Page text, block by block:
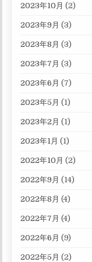
2023年10月 (2)
2023年9月 (3)
2023年8月 (3)
2023年7月 (3)
2023年6月 (7)
2023年5月 (1)
2023年2月 (1)
2023年1月 (1)
2022年10月 (2)
2022年9月 (14)
2022年8月 (4)
2022年7月 (4)
2022年6月 (9)
2022年5月 (2)